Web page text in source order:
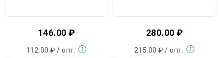
146.00 ₽
112.00 ₽ / опт.
280.00 ₽
215.00 ₽ / опт.